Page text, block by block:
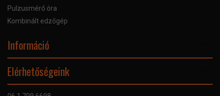
Pulzusmérő óra
Kombinált edzőgép
Információ
Bankkártyás fizetés
Elérhetőségeink